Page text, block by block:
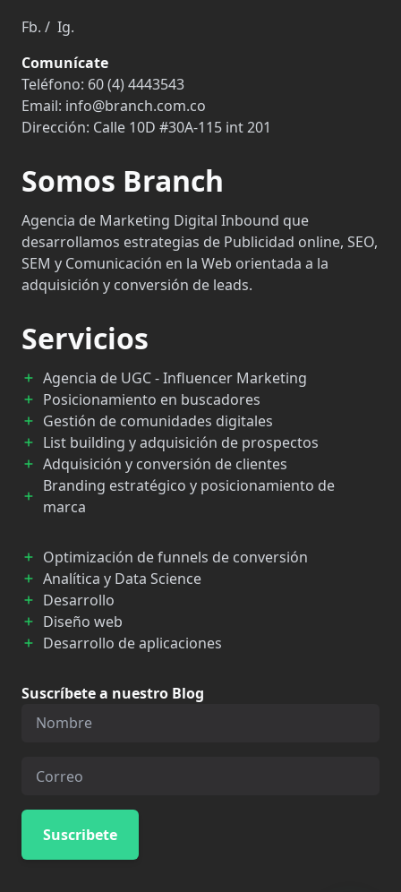
Fb. / Ig.
Comunícate
Teléfono: 60 (4) 4443543
Email: info@branch.com.co
Dirección: Calle 10D #30A-115 int 201
Somos Branch
Agencia de Marketing Digital Inbound que
desarrollamos estrategias de Publicidad online, SEO,
SEM y Comunicación en la Web orientada a la
adquisición y conversión de leads.
Servicios
Agencia de UGC - Influencer Marketing
Posicionamiento en buscadores
Gestión de comunidades digitales
List building y adquisición de prospectos
Adquisición y conversión de clientes
Branding estratégico y posicionamiento de
marca
Optimización de funnels de conversión
Analítica y Data Science
Desarrollo
Diseño web
Desarrollo de aplicaciones
Suscríbete a nuestro Blog